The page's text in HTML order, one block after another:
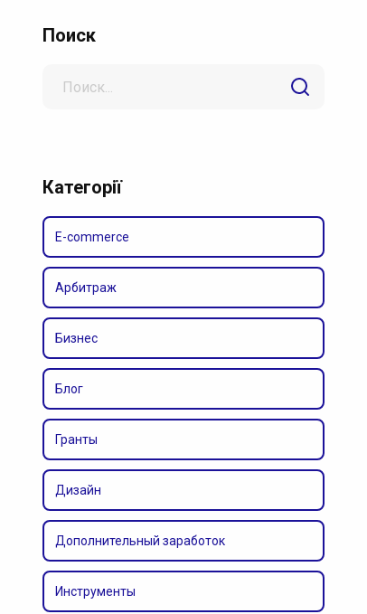
Поиск
Категорії
E-commerce
Арбитраж
Бизнес
Блог
Гранты
Дизайн
Дополнительный заработок
Инструменты